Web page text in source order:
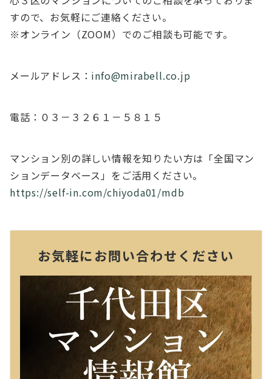
すので、お気軽にご連絡ください。
※オンライン（ZOOM）でのご相談も可能です。
メールアドレス： info@mirabell.co.jp
電話：０３－３２６１－５８１５
マンション別の詳しい情報を知りたい方は「全国マン
ションデータベース」をご活用ください。
https://self-in.com/chiyoda01/mdb
お気軽にお問い合わせください